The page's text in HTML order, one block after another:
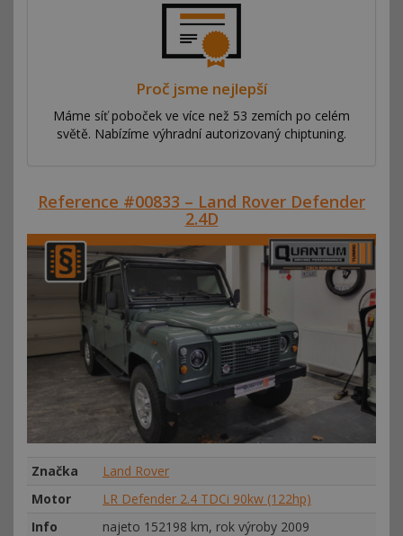
Proč jsme nejlepší
Máme síť poboček ve více než 53 zemích po celém
světě. Nabízíme výhradní autorizovaný chiptuning.
Reference #00833 – Land Rover Defender
2.4D
Značka
Land Rover
Motor
LR Defender 2.4 TDCi 90kw (122hp)
Info
najeto 152198 km, rok výroby 2009